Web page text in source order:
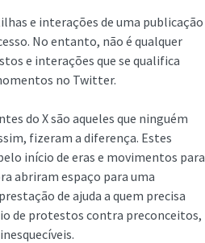
e interações de uma publicação
No entanto, não é qualquer
e interações que se qualifica
no Twitter.
do X são aqueles que ninguém
fizeram a diferença. Estes
início de eras e movimentos para
abriram espaço para uma
de ajuda a quem precisa
de protestos contra preconceitos,